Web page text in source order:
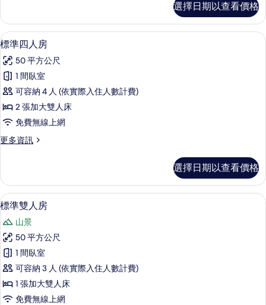
所
有
相
片
雙
人
房,
台
的
詳
情
選擇日期以查看價格
顯
示
標
準
四
人
的
有
相
片
標準四人房 | 書桌、遮光布/窗簾、隔
6
標準四人房
50 平方公尺
1 間臥室
可容納 4 人 (依實際入住人數計費)
2 張加大雙人床
免費無線上網
更多資訊
更
四
人
房
詳
情
選擇日期以查看價格
顯
示
標
準
雙
人
房
標準雙人房 | 書桌、遮光布/窗簾、隔
1
標準雙人房
山景
50 平方公尺
1 間臥室
可容納 3 人 (依實際入住人數計費)
1 張加大雙人床
免費無線上網